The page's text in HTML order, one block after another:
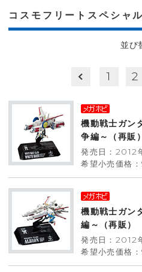
コスモフリートスペシャル
並び
1 2
機動戦士ガン
争編～（再販）
発売日：2012
希望小売価格
機動戦士ガン
編～（再販）
発売日：2012
希望小売価格